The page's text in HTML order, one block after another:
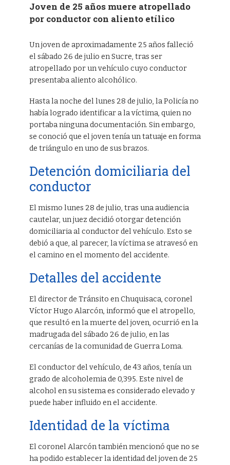
Joven de 25 años muere atropellado
por conductor con aliento etílico
Un joven de aproximadamente 25 años falleció
el sábado 26 de julio en Sucre, tras ser
atropellado por un vehículo cuyo conductor
presentaba aliento alcohólico.
Hasta la noche del lunes 28 de julio, la Policía no
había logrado identificar a la víctima, quien no
portaba ninguna documentación. Sin embargo,
se conoció que el joven tenía un tatuaje en forma
de triángulo en uno de sus brazos.
Detención domiciliaria del
conductor
El mismo lunes 28 de julio, tras una audiencia
cautelar, un juez decidió otorgar detención
domiciliaria al conductor del vehículo. Esto se
debió a que, al parecer, la víctima se atravesó en
el camino en el momento del accidente.
Detalles del accidente
El director de Tránsito en Chuquisaca, coronel
Víctor Hugo Alarcón, informó que el atropello,
que resultó en la muerte del joven, ocurrió en la
madrugada del sábado 26 de julio, en las
cercanías de la comunidad de Guerra Loma.
El conductor del vehículo, de 43 años, tenía un
grado de alcoholemia de 0,395. Este nivel de
alcohol en su sistema es considerado elevado y
puede haber influido en el accidente.
Identidad de la víctima
El coronel Alarcón también mencionó que no se
ha podido establecer la identidad del joven de 25